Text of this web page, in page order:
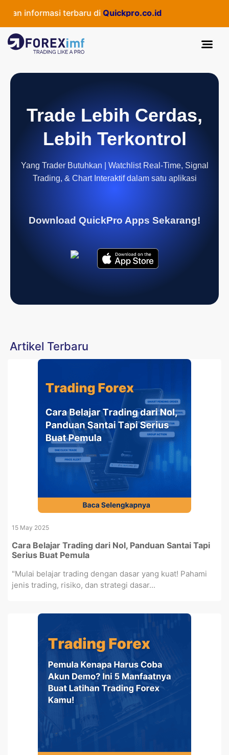
informasi terbaru diQuickpro.co.id
Trade Lebih Cerdas,
Lebih Terkontrol
Yang Trader Butuhkan | Watchlist Real-Time, Signal
Trading, & Chart Interaktif dalam satu aplikasi
Download QuickPro Apps Sekarang!
Artikel Terbaru
15 May 2025
Cara Belajar Trading dari Nol, Panduan Santai Tapi
Serius Buat Pemula
"Mulai belajar trading dengan dasar yang kuat! Pahami
jenis trading, risiko, dan strategi dasar...